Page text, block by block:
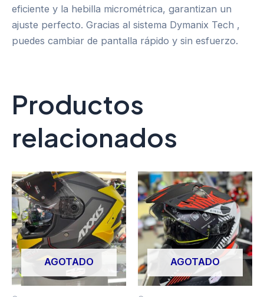
eficiente y la hebilla micrométrica, garantizan un
ajuste perfecto. Gracias al sistema Dymanix Tech ,
puedes cambiar de pantalla rápido y sin esfuerzo.
Productos
relacionados
AGOTADO AGOTADO